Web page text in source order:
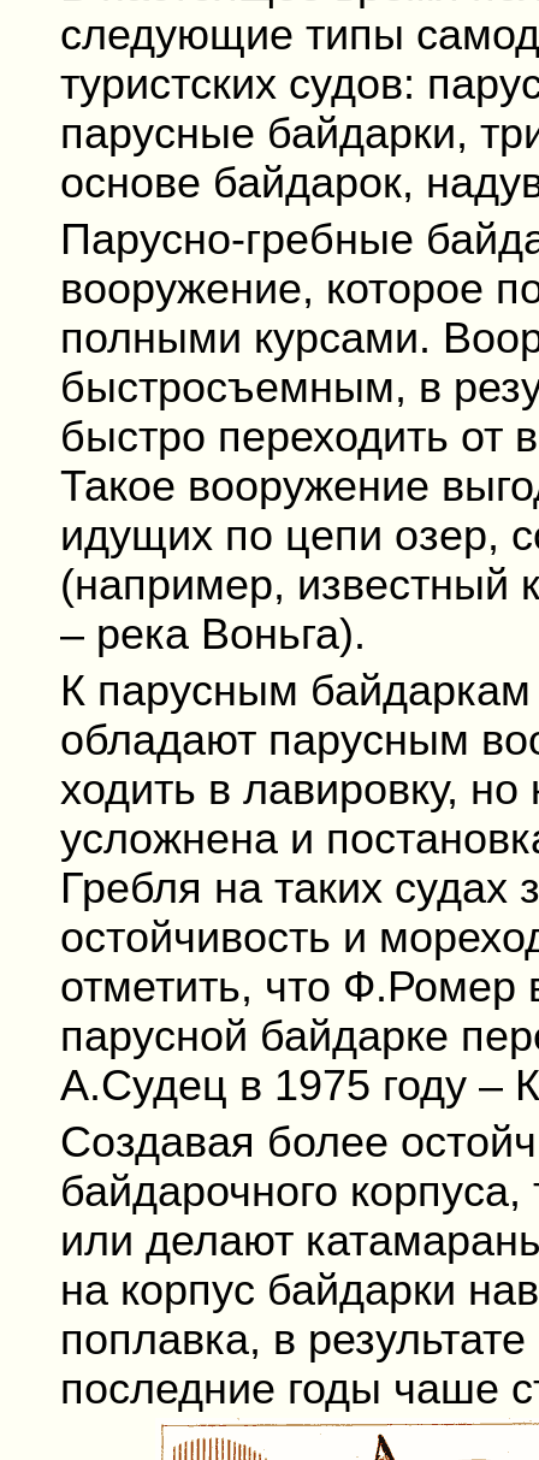
следующие типы
туристских судов:
парусные байдарки,
основе байдарок,
Парусно-гребные
вооружение, которое
полными курсами.
быстросъемным, в
быстро переходить от
Такое вооружение
идущих по цепи озер,
(например, известный
– река Воньга).
К парусным байдаркам
обладают парусным
ходить в лавировку, но
усложнена и
Гребля на таких
остойчивость и
отметить, что Ф.Ромер
парусной байдарке
А.Судец в 1975 году –
Создавая более
байдарочного
или делают
на корпус байдарки
поплавка, в
последние годы чаше